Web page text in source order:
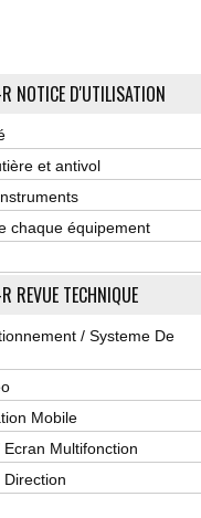
NOTICE D'UTILISATION
et antivol
chaque équipement
REVUE TECHNIQUE
/ Systeme De
Mobile
Ecran Multifonction